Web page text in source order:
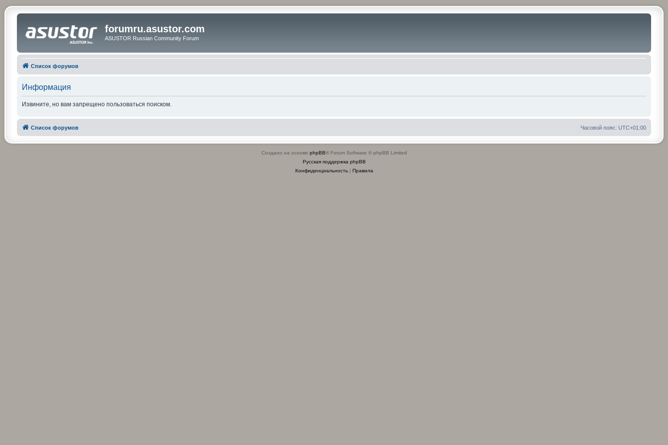
forumru.asustor.com
ASUSTOR Russian Community Forum
Список форумов
Информация
Извините, но вам запрещено пользоваться поиском.
Список форумов Часовой пояс: UTC+01:00
Создано на основе phpBB® Forum Software © phpBB Limited
Русская поддержка phpBB
Конфиденциальность| Правила